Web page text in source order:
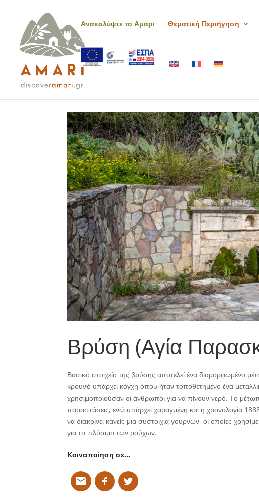
Ανακαλύψτε το Αμάρι Θεματική Περιήγηση
Βρύση (Αγία
Βασικό στοιχείο της βρύσης αποτελεί ένα διαμορφωμένο
κρουνό υπάρχει κόγχη όπου ήταν τοποθετημένο ένα
χρησιμοποιούσαν οι άνθρωποι για να πίνουν νερό. Tο
παραστάσεις, ενώ υπάρχει χαραγμένη και η χρονολογία
να διακρίνει κανείς μια συστοιχία γουρνών, οι οποίες
για το πλύσιμο των ρούχων.
Κοινοποίηση σε…